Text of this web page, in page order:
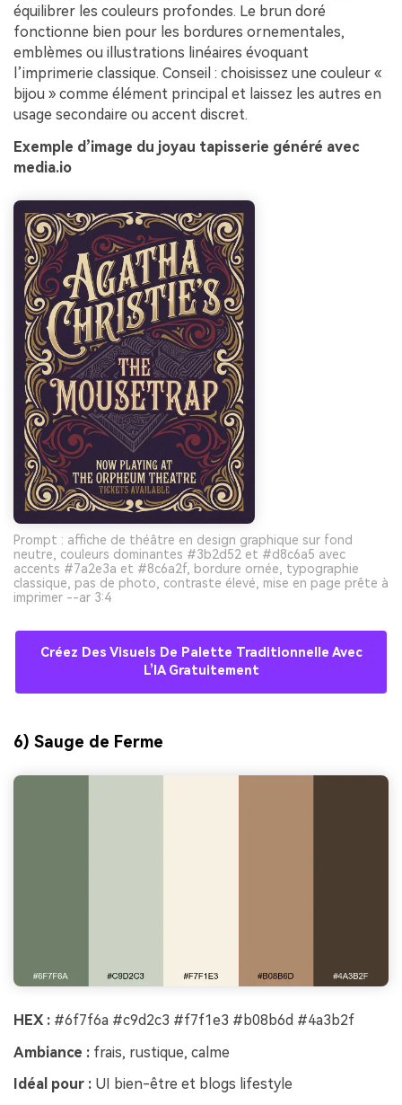
équilibrer les couleurs profondes. Le brun doré
fonctionne bien pour les bordures ornementales,
emblèmes ou illustrations linéaires évoquant
l’imprimerie classique. Conseil : choisissez une couleur «
bijou » comme élément principal et laissez les autres en
usage secondaire ou accent discret.
Exemple d’image du joyau tapisserie généré avec
media.io
Prompt : affiche de théâtre en design graphique sur fond
neutre, couleurs dominantes #3b2d52 et #d8c6a5 avec
accents #7a2e3a et #8c6a2f, bordure ornée, typographie
classique, pas de photo, contraste élevé, mise en page prête à
imprimer --ar 3:4
Créez Des Visuels De Palette Traditionnelle Avec
L’IA Gratuitement
6) Sauge de Ferme
HEX : #6f7f6a #c9d2c3 #f7f1e3 #b08b6d #4a3b2f
Ambiance : frais, rustique, calme
Idéal pour : UI bien-être et blogs lifestyle